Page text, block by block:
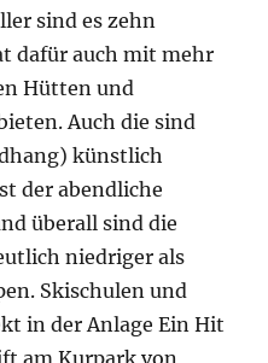
sind es zehn
dafür auch mit mehr
Hütten und
Auch die sind
künstlich
der abendliche
überall sind die
niedriger als
Skischulen und
in der Anlage Ein Hit
am Kurpark von